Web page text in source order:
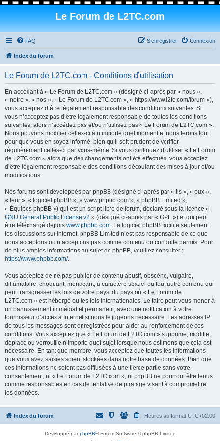
Le Forum de L2TC.com
FAQ Connexion
S’enregistrer
Index du forum
Le Forum de L2TC.com - Conditions d’utilisation
En accédant à « Le Forum de L2TC.com » (désigné ci-après par « nous »,
« notre », « nos », « Le Forum de L2TC.com », « https://www.l2tc.com/forum »),
vous acceptez d’être légalement responsable des conditions suivantes. Si
vous n’acceptez pas d’être légalement responsable de toutes les conditions
suivantes, alors n’accédez pas et/ou n’utilisez pas « Le Forum de L2TC.com ».
Nous pouvons modifier celles-ci à n’importe quel moment et nous ferons tout
pour que vous en soyez informé, bien qu’il soit prudent de vérifier
régulièrement celles-ci par vous-même. Si vous continuez d’utiliser « Le Forum
de L2TC.com » alors que des changements ont été effectués, vous acceptez
d’être légalement responsable des conditions découlant des mises à jour et/ou
modifications.
Nos forums sont développés par phpBB (désigné ci-après par « ils », « eux »,
« leur », « logiciel phpBB », « www.phpbb.com », « phpBB Limited »,
« Équipes phpBB ») qui est un script libre de forum, déclaré sous la licence «
GNU General Public License v2 » (désigné ci-après par « GPL ») et qui peut
être téléchargé depuis www.phpbb.com. Le logiciel phpBB facilite seulement
les discussions sur Internet. phpBB Limited n’est pas responsable de ce que
nous acceptons ou n’acceptons pas comme contenu ou conduite permis. Pour
de plus amples informations au sujet de phpBB, veuillez consulter :
https://www.phpbb.com/.
Vous acceptez de ne pas publier de contenu abusif, obscène, vulgaire,
diffamatoire, choquant, menaçant, à caractère sexuel ou tout autre contenu qui
peut transgresser les lois de votre pays, du pays où « Le Forum de
L2TC.com » est hébergé ou les lois internationales. Le faire peut vous mener à
un bannissement immédiat et permanent, avec une notification à votre
fournisseur d’accès à Internet si nous le jugeons nécessaire. Les adresses IP
de tous les messages sont enregistrées pour aider au renforcement de ces
conditions. Vous acceptez que « Le Forum de L2TC.com » supprime, modifie,
déplace ou verrouille n’importe quel sujet lorsque nous estimons que cela est
nécessaire. En tant que membre, vous acceptez que toutes les informations
que vous avez saisies soient stockées dans notre base de données. Bien que
ces informations ne soient pas diffusées à une tierce partie sans votre
consentement, ni « Le Forum de L2TC.com », ni phpBB ne pourront être tenus
comme responsables en cas de tentative de piratage visant à compromettre
les données.
Index du forum Heures au format UTC+02:00
Développé parphpBB® Forum Software © phpBB Limited